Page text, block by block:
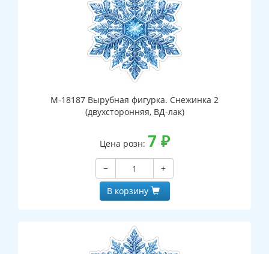
М-18187 Вырубная фигурка. Снежинка 2
(двухсторонняя, ВД-лак)
Цена розн: 7 ₽
−
+
В корзину